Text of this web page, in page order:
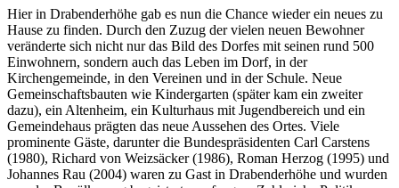
Hier in Drabenderhöhe gab es nun die Chance wieder ein neues zu
Hause zu finden. Durch den Zuzug der vielen neuen Bewohner
veränderte sich nicht nur das Bild des Dorfes mit seinen rund 500
Einwohnern, sondern auch das Leben im Dorf, in der
Kirchengemeinde, in den Vereinen und in der Schule. Neue
Gemeinschaftsbauten wie Kindergarten (später kam ein zweiter
dazu), ein Altenheim, ein Kulturhaus mit Jugendbereich und ein
Gemeindehaus prägten das neue Aussehen des Ortes. Viele
prominente Gäste, darunter die Bundespräsidenten Carl Carstens
(1980), Richard von Weizsäcker (1986), Roman Herzog (1995) und
Johannes Rau (2004) waren zu Gast in Drabenderhöhe und wurden